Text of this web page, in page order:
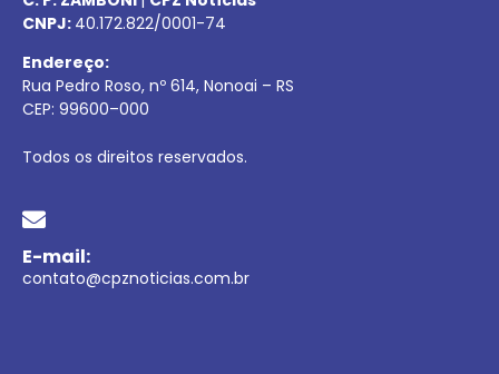
CNPJ: 40.172.822/0001-74
Endereço:
Rua Pedro Roso, nº 614, Nonoai – RS
CEP: 99600–000
Todos os direitos reservados.
E-mail:
contato@cpznoticias.com.br